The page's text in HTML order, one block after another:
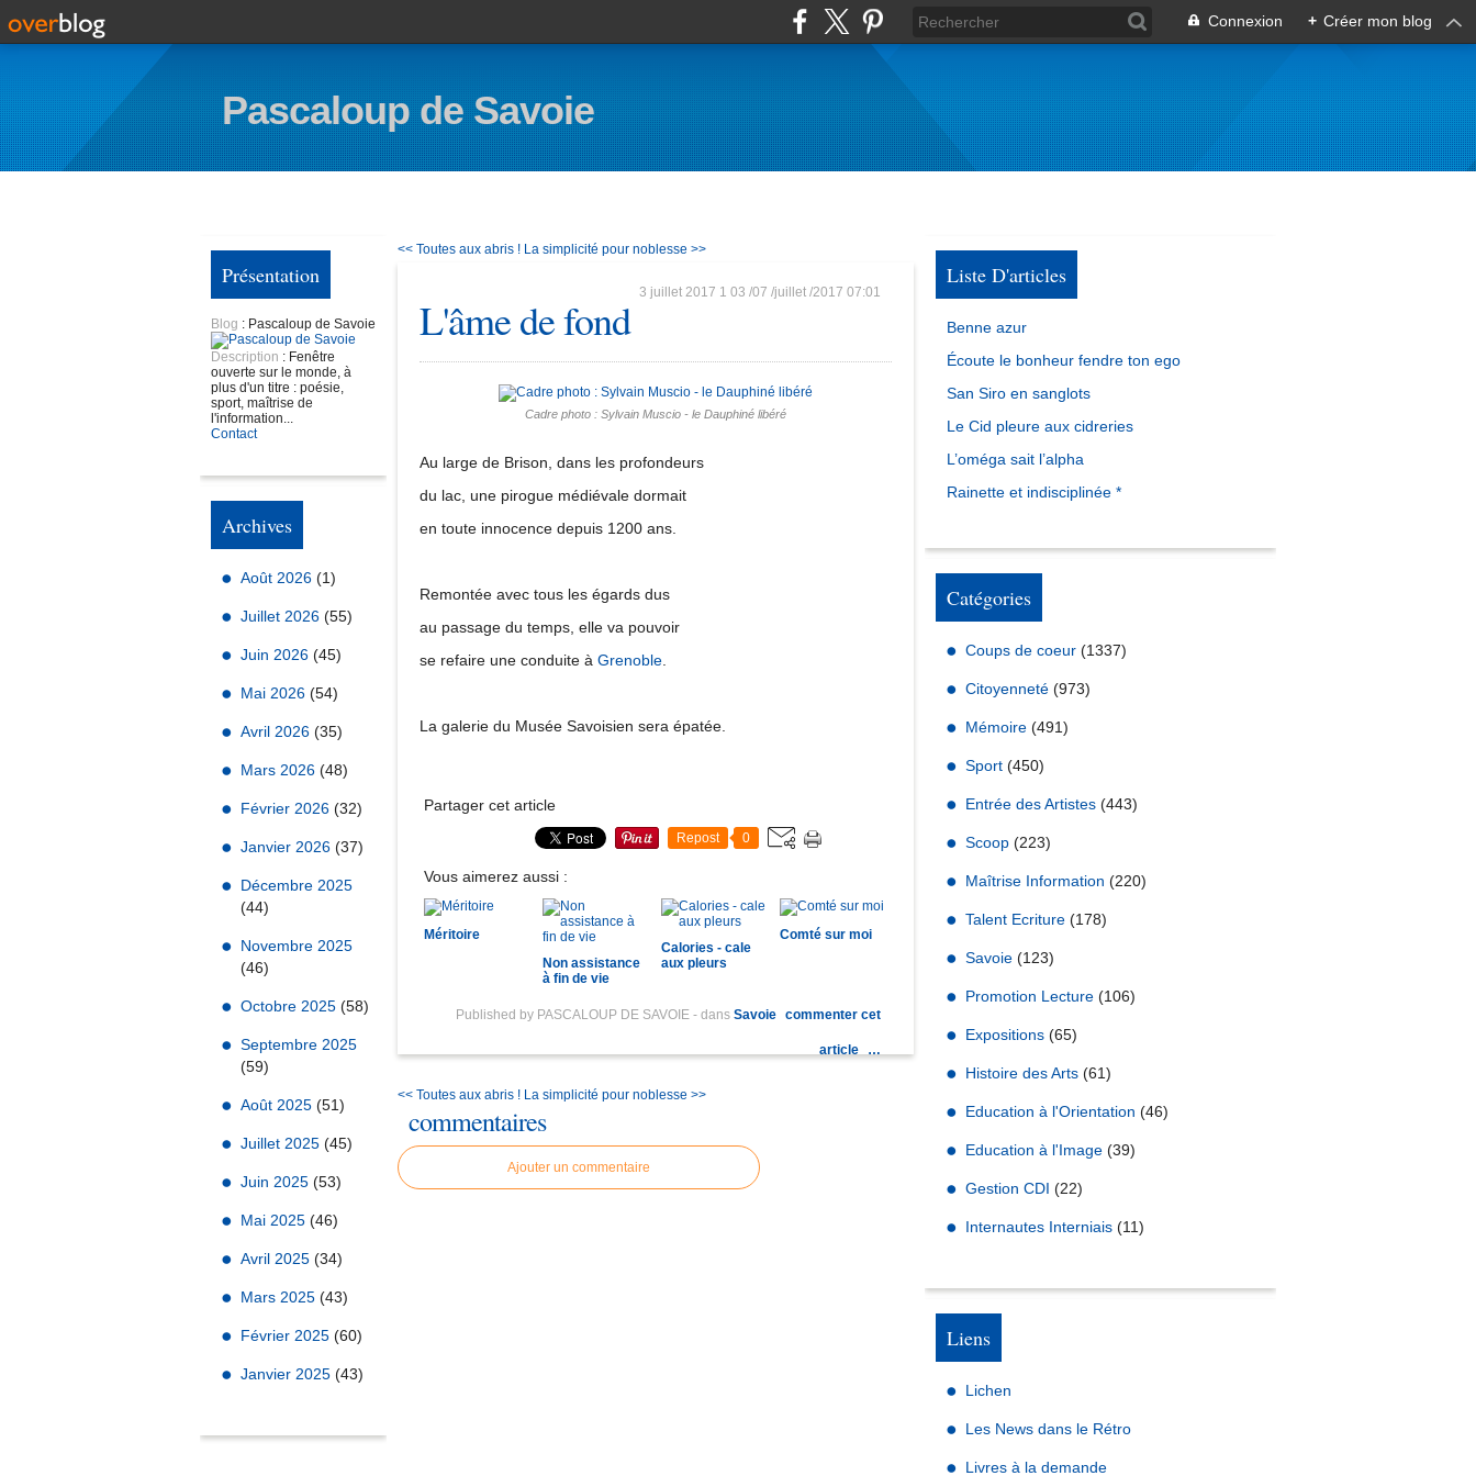
Connexion + Créer mon blog
Pascaloup de Savoie
Présentation
Blog : Pascaloup de Savoie
Description : Fenêtre
ouverte sur le monde, à
plus d'un titre : poésie,
sport, maîtrise de
l'information...
Contact
Archives
Août 2026 (1)
Juillet 2026 (55)
Juin 2026 (45)
Mai 2026 (54)
Avril 2026 (35)
Mars 2026 (48)
Février 2026 (32)
Janvier 2026 (37)
Décembre 2025
(44)
Novembre 2025
(46)
Octobre 2025 (58)
Septembre 2025
(59)
Août 2025 (51)
Juillet 2025 (45)
Juin 2025 (53)
Mai 2025 (46)
Avril 2025 (34)
Mars 2025 (43)
Février 2025 (60)
Janvier 2025 (43)
<< Toutes aux abris ! La simplicité pour noblesse >>
3 juillet 2017 1 03 /07 /juillet /2017 07:01
L'âme de fond
Cadre photo : Sylvain Muscio - le Dauphiné libéré
Au large de Brison, dans les profondeurs
du lac, une pirogue médiévale dormait
en toute innocence depuis 1200 ans.
Remontée avec tous les égards dus
au passage du temps, elle va pouvoir
se refaire une conduite à Grenoble
La galerie du Musée Savoisien sera épatée.
Partager cet article
Repost 0
Vous aimerez aussi :
Méritoire
Non assistance
à fin de vie
Calories - cale
aux pleurs
Comté sur moi
Published by PASCALOUP DE SAVOIE - dans Savoie commenter cet
article …
<< Toutes aux abris ! La simplicité pour noblesse >>
commentaires
Ajouter un commentaire
Liste D'articles
Benne azur
Écoute le bonheur fendre ton ego
San Siro en sanglots
Le Cid pleure aux cidreries
L’oméga sait l’alpha
Rainette et indisciplinée *
Catégories
Coups de coeur (1337)
Citoyenneté (973)
Mémoire (491)
Sport (450)
Entrée des Artistes (443)
Scoop (223)
Maîtrise Information (220)
Talent Ecriture (178)
Savoie (123)
Promotion Lecture (106)
Expositions (65)
Histoire des Arts (61)
Education à l'Orientation (46)
Education à l'Image (39)
Gestion CDI (22)
Internautes Interniais (11)
Liens
Lichen
Les News dans le Rétro
Livres à la demande